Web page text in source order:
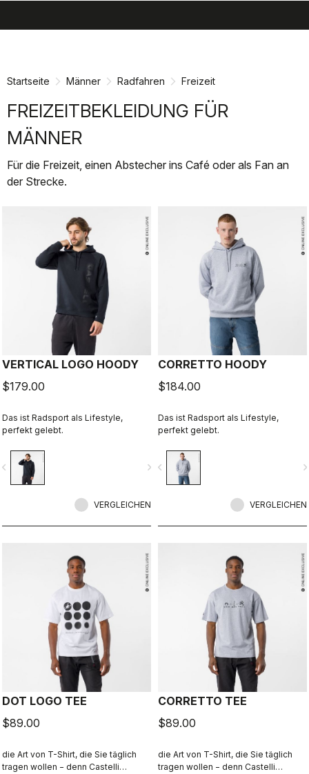
Startseite Männer Radfahren Freizeit
FREIZEITBEKLEIDUNG FÜR
MÄNNER
Für die Freizeit, einen Abstecher ins Café oder als Fan an
der Strecke.
VERTICAL LOGO HOODY
$179.00
Das ist Radsport als Lifestyle,
perfekt gelebt.
navigate_next
VERGLEICHEN
CORRETTO HOODY
$184.00
Das ist Radsport als Lifestyle,
perfekt gelebt.
navigate_before
VERGLEICHEN
DOT LOGO TEE
$89.00
die Art von T-Shirt, die Sie täglich
tragen wollen − denn Castelli
CORRETTO TEE
$89.00
die Art von T-Shirt, die Sie täglich
tragen wollen − denn Castelli